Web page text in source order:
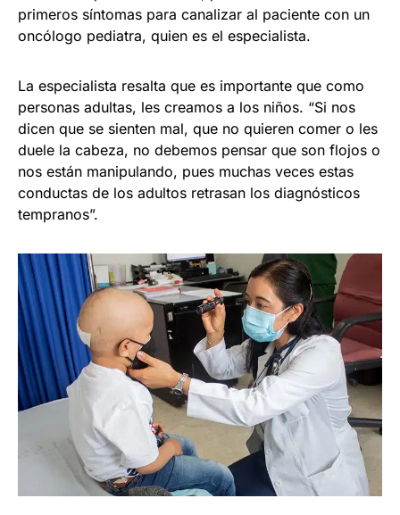
primeros síntomas para canalizar al paciente con un
oncólogo pediatra, quien es el especialista.
La especialista resalta que es importante que como
personas adultas, les creamos a los niños. “Si nos
dicen que se sienten mal, que no quieren comer o les
duele la cabeza, no debemos pensar que son flojos o
nos están manipulando, pues muchas veces estas
conductas de los adultos retrasan los diagnósticos
tempranos”.